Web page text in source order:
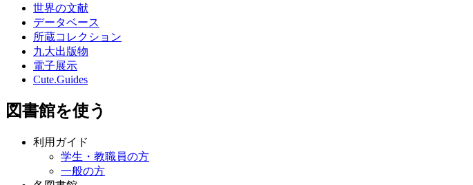
世界の文献
データベース
所蔵コレクション
九大出版物
電子展示
Cute.Guides
図書館を使う
利用ガイド
学生・教職員の方
一般の方